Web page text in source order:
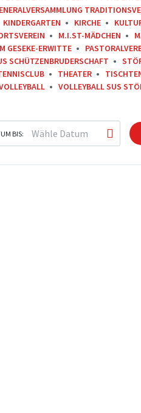
KINDERGARTEN KIRCHE
M.I.ST-MÄDCHEN
GESEKE-ERWITTE
SCHÜTZENBRUDERSCHAFT
THEATER
VOLLEYBALL SUS
BIS: